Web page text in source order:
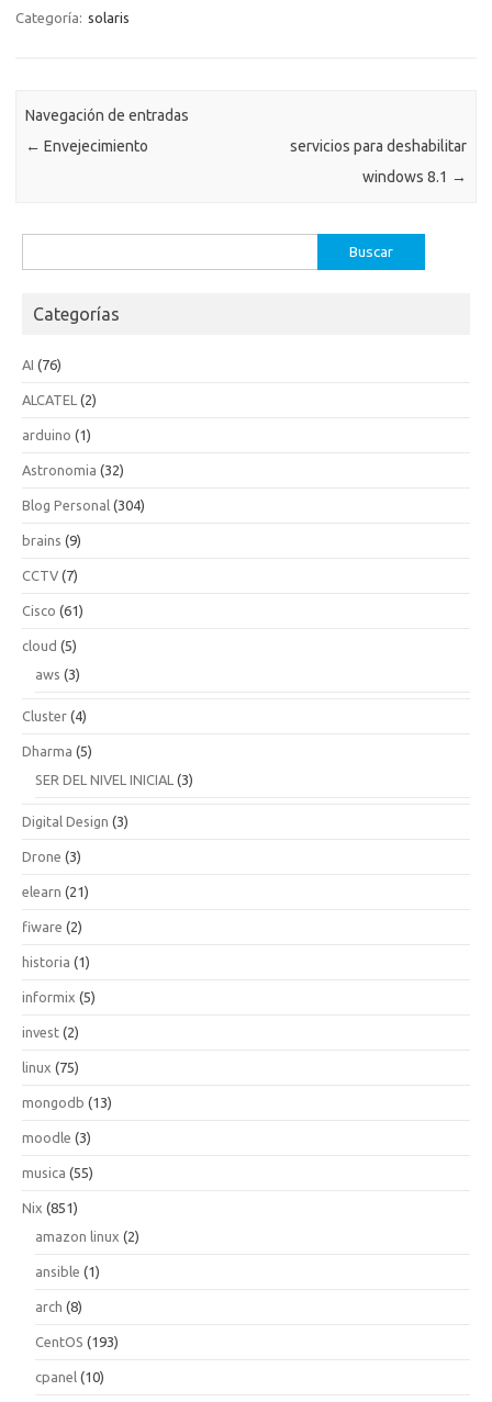
Categoría: solaris
Navegación de entradas
← Envejecimiento
servicios para deshabilitar
windows 8.1 →
Categorías
AI (76)
ALCATEL (2)
arduino (1)
Astronomia (32)
Blog Personal (304)
brains (9)
CCTV (7)
Cisco (61)
cloud (5)
aws (3)
Cluster (4)
Dharma (5)
SER DEL NIVEL INICIAL (3)
Digital Design (3)
Drone (3)
elearn (21)
fiware (2)
historia (1)
informix (5)
invest (2)
linux (75)
mongodb (13)
moodle (3)
musica (55)
Nix (851)
amazon linux (2)
ansible (1)
arch (8)
CentOS (193)
cpanel (10)